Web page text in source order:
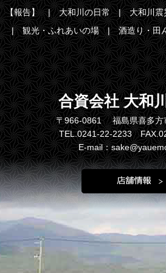
【報告】
大和川の日常 大和川
観光・ふれあいの場
酒造り・田
合資会社 大和
〒966-0861 福島県喜多方
TEL.0241-22-2233
E-mail：